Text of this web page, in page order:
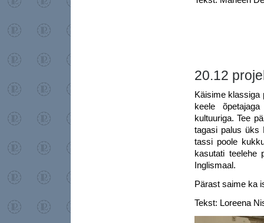
20.12
Käisime klassiga
keele
kultuuriga. Tee
tagasi palus üks
tassi poole
kasutati teelehe
Inglismaal.
Pärast saime ka
Tekst: Loreena